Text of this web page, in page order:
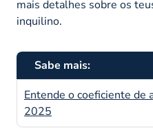
mais detalhes sobre os
inquilino.
Sabe mais:
Entende o coeficiente de
2025